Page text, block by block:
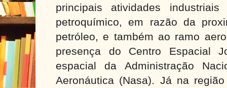
principais atividades
petroquímico, em razão da
petróleo, e também ao ramo
presença do Centro Espacial
espacial da Administração
Aeronáutica (Nasa). Já na